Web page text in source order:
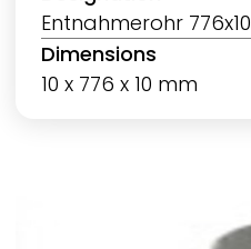
Entnahmerohr 776x10
Dimensions
10 x 776 x 10 mm